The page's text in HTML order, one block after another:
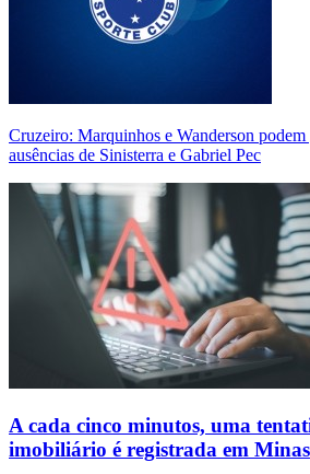
Cruzeiro: Marquinhos e Wanderson podem
ausências de Sinisterra e Gabriel Pec
A cada cinco minutos, uma
imobiliário é registrada em Minas